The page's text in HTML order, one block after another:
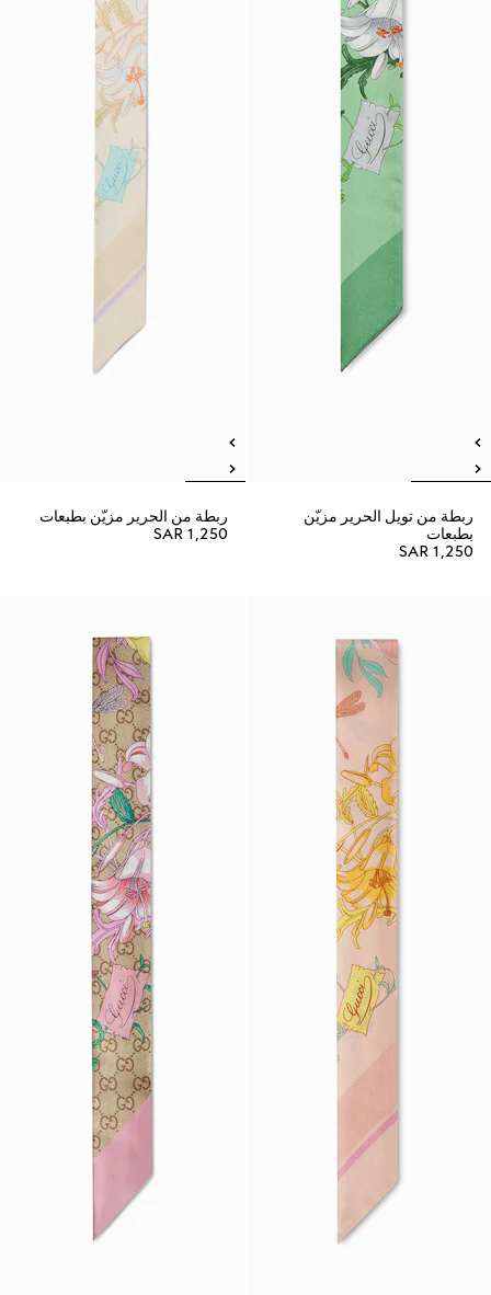
ربطة من تويل الحرير مزيّن
بطبعات
SAR 1,250
ربطة من الحرير مزيّن بطبعات
SAR 1,250